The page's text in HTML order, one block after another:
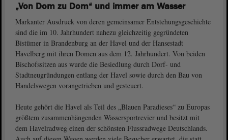
„Von Dom zu Dom“ und immer am Wasser
Markanter Ausdruck von deren gemeinsamer Entstehungsgeschichte
sind die im 10. Jahrhundert nahezu gleichzeitig gegründeten
Bistümer in Brandenburg an der Havel und der Hansestadt
Havelberg mit ihren Domen aus dem 12. Jahrhundert. Von beiden
Bischofssitzen aus wurde die Besiedlung durch Dorf- und
Stadtneugründungen entlang der Havel sowie durch den Bau von
Handelswegen vorangetrieben und gesteuert.
Heute gehört die Havel als Teil des „Blauen Paradieses“ zu Europas
größtem zusammenhängenden Wassersportrevier und besitzt mit
dem Havelradweg einen der schönsten Flussradwege Deutschlands.